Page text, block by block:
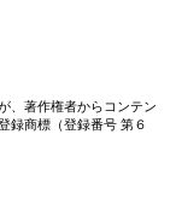
、著作権者からコンテン
録商標（登録番号 第６